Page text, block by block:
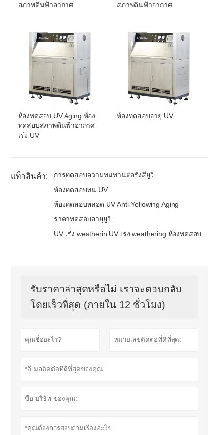
สภาพดินฟ้าอากาศ
สภาพดินฟ้าอากาศ
ห้องทดสอบ UV Aging ห้อง
ทดสอบสภาพดินฟ้าอากาศ
เร่ง UV
ห้องทดสอบอายุ UV
แท็กสินค้า:
การทดสอบความทนทานต่อรังสียูวี
ห้องทดสอบทน UV
ห้องทดสอบหลอด UV Anti-Yellowing Aging
ราคาทดสอบอายุยูวี
UV เร่ง weatherin UV เร่ง weathering ห้องทดสอบ
รับราคาล่าสุดหรือไม่ เราจะตอบกลับ
โดยเร็วที่สุด (ภายใน 12 ชั่วโมง)